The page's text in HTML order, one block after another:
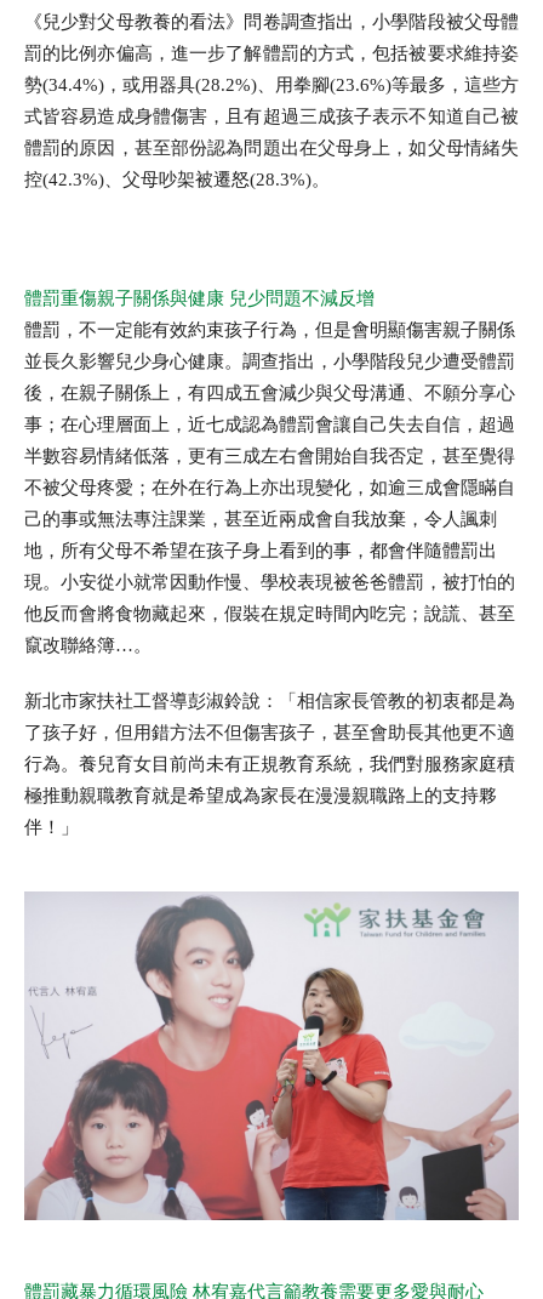
《兒少對父母教養的看法》問卷調查指出，小學階段被父母體
罰的比例亦偏高，進一步了解體罰的方式，包括被要求維持姿
勢(34.4%)，或用器具(28.2%)、用拳腳(23.6%)等最多，這些方
式皆容易造成身體傷害，且有超過三成孩子表示不知道自己被
體罰的原因，甚至部份認為問題出在父母身上，如父母情緒失
控(42.3%)、父母吵架被遷怒(28.3%)。
體罰重傷親子關係與健康 兒少問題不減反增
體罰，不一定能有效約束孩子行為，但是會明顯傷害親子關係
並長久影響兒少身心健康。調查指出，小學階段兒少遭受體罰
後，在親子關係上，有四成五會減少與父母溝通、不願分享心
事；在心理層面上，近七成認為體罰會讓自己失去自信，超過
半數容易情緒低落，更有三成左右會開始自我否定，甚至覺得
不被父母疼愛；在外在行為上亦出現變化，如逾三成會隱瞞自
己的事或無法專注課業，甚至近兩成會自我放棄，令人諷刺
地，所有父母不希望在孩子身上看到的事，都會伴隨體罰出
現。小安從小就常因動作慢、學校表現被爸爸體罰，被打怕的
他反而會將食物藏起來，假裝在規定時間內吃完；說謊、甚至
竄改聯絡簿…。
新北市家扶社工督導彭淑鈴說：「相信家長管教的初衷都是為
了孩子好，但用錯方法不但傷害孩子，甚至會助長其他更不適
行為。養兒育女目前尚未有正規教育系統，我們對服務家庭積
極推動親職教育就是希望成為家長在漫漫親職路上的支持夥
伴！」
體罰藏暴力循環風險 林宥嘉代言籲教養需要更多愛與耐心